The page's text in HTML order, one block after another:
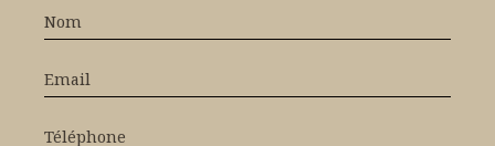
Nom
Email
Téléphone